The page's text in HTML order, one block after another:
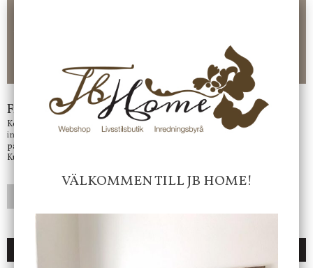
Nöjda kunder och strävar efter att ha snabba leveranser!
-ligt Tack för att just Du tittar in hos Jb Home!
Frågor?
Kontakta oss på
info@jbhome.seVi svarar
på mail så fort vi kan.
Kundtjänst telefontid öppet vardagar mellan 10.00 - 15.00
VÄLKOMMEN TILL JB HOME!